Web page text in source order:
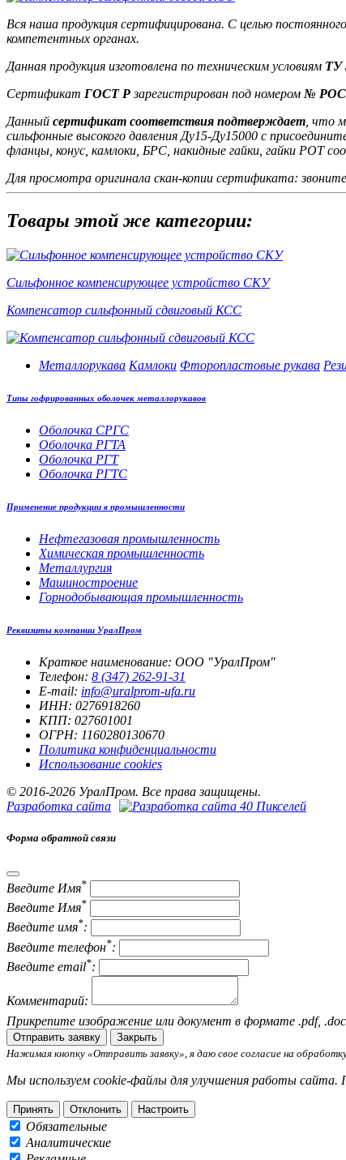
Вся наша продукция сертифицирована. С целью
компетентных органах.
Данная продукция изготовлена по техническим условиям ТУ
Сертификат ГОСТ Рзарегистрирован под номером №
Данный сертификат соответствия подтверждает , что
сильфонные высокого давления Ду15-Ду15000 с
фланцы, конус, камлоки, БРС, накидные гайки, гайки РОТ
Для просмотра оригинала скан-копии сертификата:
Товары этой же категории:
Сильфонное компенсирующее устройство СКУ
Компенсатор сильфонный сдвиговый КСС
Металлорукава Камлоки Фторопластовые рукава
Типы гофрированных оболочек металлорукавов
Оболочка СРГС
Оболочка РГТА
Оболочка РГТ
Оболочка РГТС
Применение продукции в промышленности
Нефтегазовая промышленность
Химическая промышленность
Металлургия
Машиностроение
Горнодобывающая промышленность
Реквизиты компании УралПром
Краткое наименование: ООО "УралПром"
Телефон: 8 (347) 262‑91‑31
E-mail: info@uralprom-ufa.ru
ИНН: 0276918260
КПП: 027601001
ОГРН: 1160280130670
Политика конфиденциальности
Использование cookies
© 2016-2026 УралПром. Все права защищены.
Разработка сайта
Форма обратной связи
Введите Имя*
Введите Имя*
Введите имя*:
Введите телефон*:
Введите email*:
Комментарий:
Прикрепите изображение или документ в формате .pdf,
Отправить заявку
Закрыть
Нажимая кнопку «Отправить заявку», я даю свое согласие на
Мы используем cookie-файлы для улучшения работы
Принять Отклонить Настроить
Обязательные
Аналитические